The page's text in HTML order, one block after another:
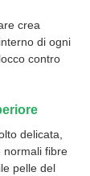
crea
di ogni
contro
delicata,
normali fibre
pelle del